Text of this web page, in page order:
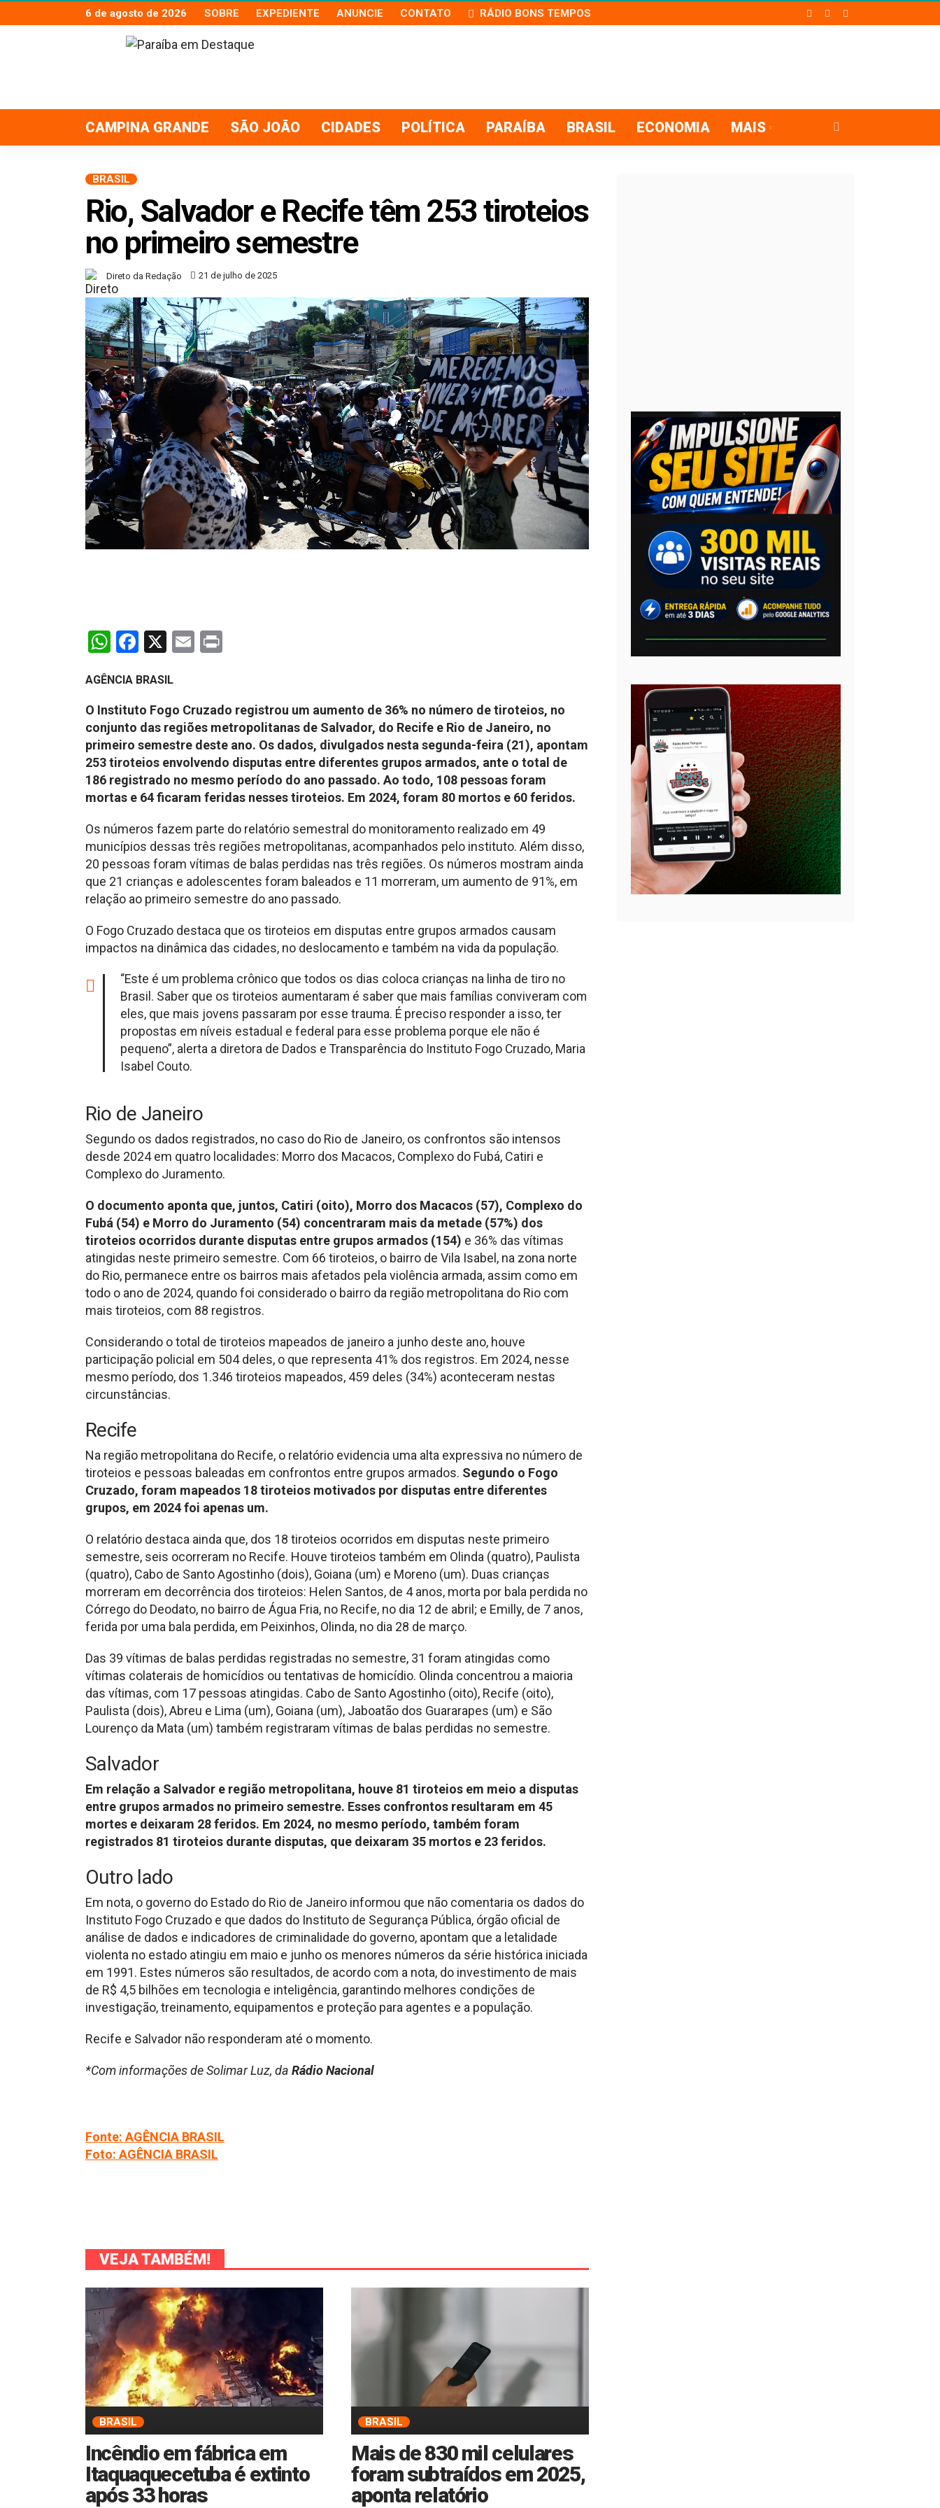
6 de agosto de 2026 SOBRE EXPEDIENTE ANUNCIE CONTATO RÁDIO BONS TEMPOS
CAMPINA GRANDE SÃO JOÃO CIDADES POLÍTICA PARAÍBA BRASIL ECONOMIA MAIS
BRASIL
Rio, Salvador e Recife têm 253 tiroteios
no primeiro semestre
Direto da Redação 21 de julho de 2025
WhatsApp
Facebook
X Email
AGÊNCIA BRASIL
O Instituto Fogo Cruzado registrou um aumento de 36% no número de tiroteios, no
conjunto das regiões metropolitanas de Salvador, do Recife e Rio de Janeiro, no
primeiro semestre deste ano. Os dados, divulgados nesta segunda-feira (21), apontam
253 tiroteios envolvendo disputas entre diferentes grupos armados, ante o total de
186 registrado no mesmo período do ano passado. Ao todo, 108 pessoas foram
mortas e 64 ficaram feridas nesses tiroteios. Em 2024, foram 80 mortos e 60 feridos.
Os números fazem parte do relatório semestral do monitoramento realizado em 49
municípios dessas três regiões metropolitanas, acompanhados pelo instituto. Além disso,
20 pessoas foram vítimas de balas perdidas nas três regiões. Os números mostram ainda
que 21 crianças e adolescentes foram baleados e 11 morreram, um aumento de 91%, em
relação ao primeiro semestre do ano passado.
O Fogo Cruzado destaca que os tiroteios em disputas entre grupos armados causam
impactos na dinâmica das cidades, no deslocamento e também na vida da população.
“Este é um problema crônico que todos os dias coloca crianças na linha de tiro no
Brasil. Saber que os tiroteios aumentaram é saber que mais famílias conviveram com
eles, que mais jovens passaram por esse trauma. É preciso responder a isso, ter
propostas em níveis estadual e federal para esse problema porque ele não é
pequeno”, alerta a diretora de Dados e Transparência do Instituto Fogo Cruzado, Maria
Isabel Couto.
Rio de Janeiro
Segundo os dados registrados, no caso do Rio de Janeiro, os confrontos são intensos
desde 2024 em quatro localidades: Morro dos Macacos, Complexo do Fubá, Catiri e
Complexo do Juramento.
O documento aponta que, juntos, Catiri (oito), Morro dos Macacos (57), Complexo do
Fubá (54) e Morro do Juramento (54) concentraram mais da metade (57%) dos
tiroteios ocorridos durante disputas entre grupos armados (154) e 36% das vítimas
atingidas neste primeiro semestre. Com 66 tiroteios, o bairro de Vila Isabel, na zona norte
do Rio, permanece entre os bairros mais afetados pela violência armada, assim como em
todo o ano de 2024, quando foi considerado o bairro da região metropolitana do Rio com
mais tiroteios, com 88 registros.
Considerando o total de tiroteios mapeados de janeiro a junho deste ano, houve
participação policial em 504 deles, o que representa 41% dos registros. Em 2024, nesse
mesmo período, dos 1.346 tiroteios mapeados, 459 deles (34%) aconteceram nestas
circunstâncias.
Recife
Na região metropolitana do Recife, o relatório evidencia uma alta expressiva no número de
tiroteios e pessoas baleadas em confrontos entre grupos armados. Segundo o Fogo
Cruzado, foram mapeados 18 tiroteios motivados por disputas entre diferentes
grupos, em 2024 foi apenas um.
O relatório destaca ainda que, dos 18 tiroteios ocorridos em disputas neste primeiro
semestre, seis ocorreram no Recife. Houve tiroteios também em Olinda (quatro), Paulista
(quatro), Cabo de Santo Agostinho (dois), Goiana (um) e Moreno (um). Duas crianças
morreram em decorrência dos tiroteios: Helen Santos, de 4 anos, morta por bala perdida no
Córrego do Deodato, no bairro de Água Fria, no Recife, no dia 12 de abril; e Emilly, de 7 anos,
ferida por uma bala perdida, em Peixinhos, Olinda, no dia 28 de março.
Das 39 vítimas de balas perdidas registradas no semestre, 31 foram atingidas como
vítimas colaterais de homicídios ou tentativas de homicídio. Olinda concentrou a maioria
das vítimas, com 17 pessoas atingidas. Cabo de Santo Agostinho (oito), Recife (oito),
Paulista (dois), Abreu e Lima (um), Goiana (um), Jaboatão dos Guararapes (um) e São
Lourenço da Mata (um) também registraram vítimas de balas perdidas no semestre.
Salvador
Em relação a Salvador e região metropolitana, houve 81 tiroteios em meio a disputas
entre grupos armados no primeiro semestre. Esses confrontos resultaram em 45
mortes e deixaram 28 feridos. Em 2024, no mesmo período, também foram
registrados 81 tiroteios durante disputas, que deixaram 35 mortos e 23 feridos.
Outro lado
Em nota, o governo do Estado do Rio de Janeiro informou que não comentaria os dados do
Instituto Fogo Cruzado e que dados do Instituto de Segurança Pública, órgão oficial de
análise de dados e indicadores de criminalidade do governo, apontam que a letalidade
violenta no estado atingiu em maio e junho os menores números da série histórica iniciada
em 1991. Estes números são resultados, de acordo com a nota, do investimento de mais
de R$ 4,5 bilhões em tecnologia e inteligência, garantindo melhores condições de
investigação, treinamento, equipamentos e proteção para agentes e a população.
Recife e Salvador não responderam até o momento.
*Com informações de Solimar Luz, da Rádio Nacional
Fonte: AGÊNCIA BRASIL
Foto: AGÊNCIA BRASIL
VEJA TAMBÉM!
BRASIL
Incêndio em fábrica em
Itaquaquecetuba é extinto
após 33 horas
BRASIL
Mais de 830 mil celulares
foram subtraídos em 2025,
aponta relatório